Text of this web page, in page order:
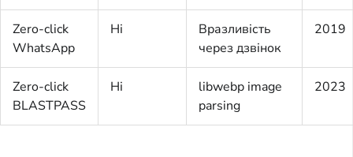
Zero-click
WhatsApp
Ні
Вразливість
через дзвінок
2019
Zero-click
BLASTPASS
Ні
libwebp image
parsing
2023